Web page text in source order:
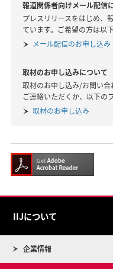
報道関係者向けメール配信
プレスリリースをはじめ、
ています。ご希望の方は以
メール配信のお申し込み
取材のお申し込みについて
取材のお申し込み/お問い
ご連絡いただくか、以下の
取材のお申し込み
IIJについて
企業情報